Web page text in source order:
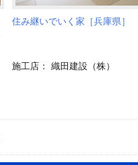
住み継いでいく家［兵庫県］
施工店： 織田建設（株）